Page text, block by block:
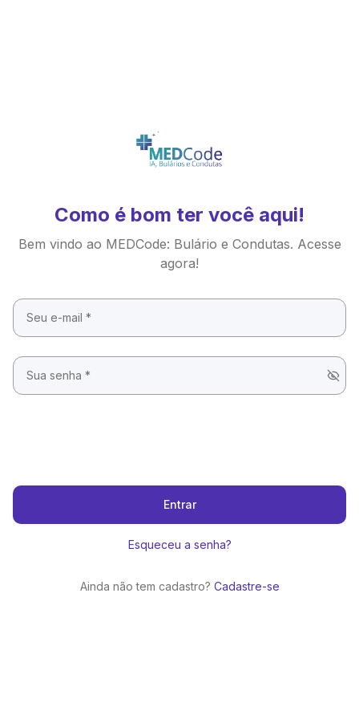
Como é bom ter você aqui!
Bem vindo ao MEDCode: Bulário e Condutas. Acesse
agora!
Entrar
Esqueceu a senha?
Ainda não tem cadastro? Cadastre-se